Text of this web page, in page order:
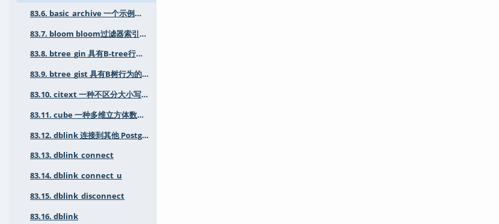
83.6. basic_archive 一个示例WAL归档模块
83.7. bloom bloom过滤器索引访问方法
83.8. btree_gin 具有B-tree行为的GIN操作符类
83.9. btree_gist 具有B树行为的GiST操作符类
83.10. citext 一种不区分大小写的字符字符串类型
83.11. cube 一种多维立方体数据类型
83.12. dblink 连接到其他 PostgreSQL 数据库
83.13. dblink_connect
83.14. dblink_connect_u
83.15. dblink_disconnect
83.16. dblink